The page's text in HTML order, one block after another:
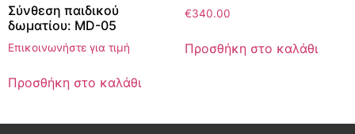
Σύνθεση παιδικού
δωματίου: MD-05
Επικοινωνήστε για τιμή
Προσθήκη στο καλάθι
€340.00
Προσθήκη στο καλάθι